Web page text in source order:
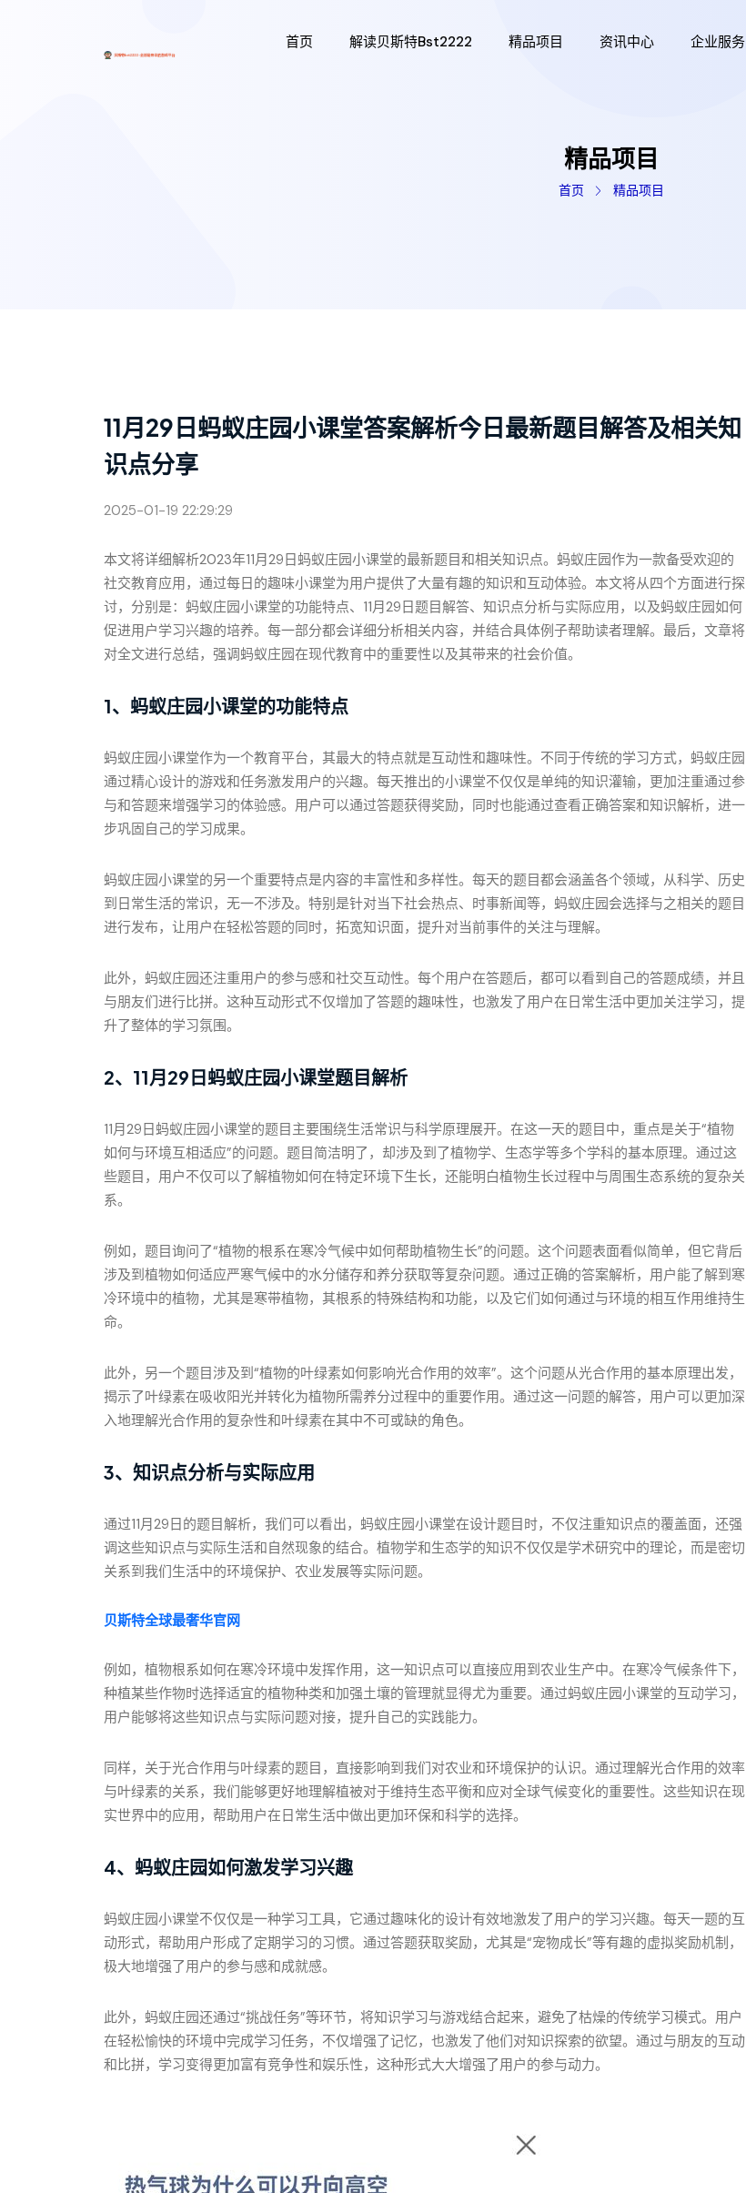
首页 解读贝斯特bst2222 精品项目 资讯中心 企业服务
精品项目
首页 精品项目
11月29日蚂蚁庄园小课堂答案解析今日最新题目解答及相关知
识点分享
2025-01-19 22:29:29
本文将详细解析2023年11月29日蚂蚁庄园小课堂的最新题目和相关知识点。蚂蚁庄园作为一款备受欢迎的
社交教育应用，通过每日的趣味小课堂为用户提供了大量有趣的知识和互动体验。本文将从四个方面进行探
讨，分别是：蚂蚁庄园小课堂的功能特点、11月29日题目解答、知识点分析与实际应用，以及蚂蚁庄园如何
促进用户学习兴趣的培养。每一部分都会详细分析相关内容，并结合具体例子帮助读者理解。最后，文章将
对全文进行总结，强调蚂蚁庄园在现代教育中的重要性以及其带来的社会价值。
1、蚂蚁庄园小课堂的功能特点
蚂蚁庄园小课堂作为一个教育平台，其最大的特点就是互动性和趣味性。不同于传统的学习方式，蚂蚁庄园
通过精心设计的游戏和任务激发用户的兴趣。每天推出的小课堂不仅仅是单纯的知识灌输，更加注重通过参
与和答题来增强学习的体验感。用户可以通过答题获得奖励，同时也能通过查看正确答案和知识解析，进一
步巩固自己的学习成果。
蚂蚁庄园小课堂的另一个重要特点是内容的丰富性和多样性。每天的题目都会涵盖各个领域，从科学、历史
到日常生活的常识，无一不涉及。特别是针对当下社会热点、时事新闻等，蚂蚁庄园会选择与之相关的题目
进行发布，让用户在轻松答题的同时，拓宽知识面，提升对当前事件的关注与理解。
此外，蚂蚁庄园还注重用户的参与感和社交互动性。每个用户在答题后，都可以看到自己的答题成绩，并且
与朋友们进行比拼。这种互动形式不仅增加了答题的趣味性，也激发了用户在日常生活中更加关注学习，提
升了整体的学习氛围。
2、11月29日蚂蚁庄园小课堂题目解析
11月29日蚂蚁庄园小课堂的题目主要围绕生活常识与科学原理展开。在这一天的题目中，重点是关于“植物
如何与环境互相适应”的问题。题目简洁明了，却涉及到了植物学、生态学等多个学科的基本原理。通过这
些题目，用户不仅可以了解植物如何在特定环境下生长，还能明白植物生长过程中与周围生态系统的复杂关
系。
例如，题目询问了“植物的根系在寒冷气候中如何帮助植物生长”的问题。这个问题表面看似简单，但它背后
涉及到植物如何适应严寒气候中的水分储存和养分获取等复杂问题。通过正确的答案解析，用户能了解到寒
冷环境中的植物，尤其是寒带植物，其根系的特殊结构和功能，以及它们如何通过与环境的相互作用维持生
命。
此外，另一个题目涉及到“植物的叶绿素如何影响光合作用的效率”。这个问题从光合作用的基本原理出发，
揭示了叶绿素在吸收阳光并转化为植物所需养分过程中的重要作用。通过这一问题的解答，用户可以更加深
入地理解光合作用的复杂性和叶绿素在其中不可或缺的角色。
3、知识点分析与实际应用
通过11月29日的题目解析，我们可以看出，蚂蚁庄园小课堂在设计题目时，不仅注重知识点的覆盖面，还强
调这些知识点与实际生活和自然现象的结合。植物学和生态学的知识不仅仅是学术研究中的理论，而是密切
关系到我们生活中的环境保护、农业发展等实际问题。
贝斯特全球最奢华官网
例如，植物根系如何在寒冷环境中发挥作用，这一知识点可以直接应用到农业生产中。在寒冷气候条件下，
种植某些作物时选择适宜的植物种类和加强土壤的管理就显得尤为重要。通过蚂蚁庄园小课堂的互动学习，
用户能够将这些知识点与实际问题对接，提升自己的实践能力。
同样，关于光合作用与叶绿素的题目，直接影响到我们对农业和环境保护的认识。通过理解光合作用的效率
与叶绿素的关系，我们能够更好地理解植被对于维持生态平衡和应对全球气候变化的重要性。这些知识在现
实世界中的应用，帮助用户在日常生活中做出更加环保和科学的选择。
4、蚂蚁庄园如何激发学习兴趣
蚂蚁庄园小课堂不仅仅是一种学习工具，它通过趣味化的设计有效地激发了用户的学习兴趣。每天一题的互
动形式，帮助用户形成了定期学习的习惯。通过答题获取奖励，尤其是“宠物成长”等有趣的虚拟奖励机制，
极大地增强了用户的参与感和成就感。
此外，蚂蚁庄园还通过“挑战任务”等环节，将知识学习与游戏结合起来，避免了枯燥的传统学习模式。用户
在轻松愉快的环境中完成学习任务，不仅增强了记忆，也激发了他们对知识探索的欲望。通过与朋友的互动
和比拼，学习变得更加富有竞争性和娱乐性，这种形式大大增强了用户的参与动力。